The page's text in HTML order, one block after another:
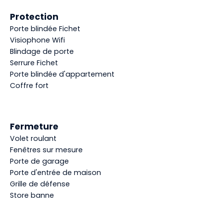
Protection
Porte blindée Fichet
Visiophone Wifi
Blindage de porte
Serrure Fichet
Porte blindée d'appartement
Coffre fort
Fermeture
Volet roulant
Fenêtres sur mesure
Porte de garage
Porte d'entrée de maison
Grille de défense
Store banne